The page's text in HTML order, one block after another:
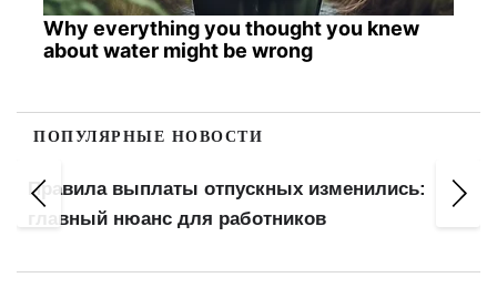
Why everything you thought you knew
about water might be wrong
ПОПУЛЯРНЫЕ НОВОСТИ
Правила выплаты отпускных изменились:
главный нюанс для работников